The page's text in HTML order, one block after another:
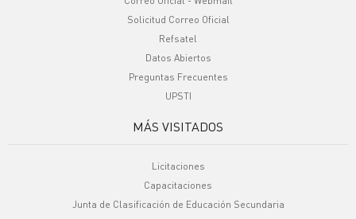
Solicitud Correo Oficial
Refsatel
Datos Abiertos
Preguntas Frecuentes
UPSTI
MÁS VISITADOS
Licitaciones
Capacitaciones
Junta de Clasificación de Educación Secundaria